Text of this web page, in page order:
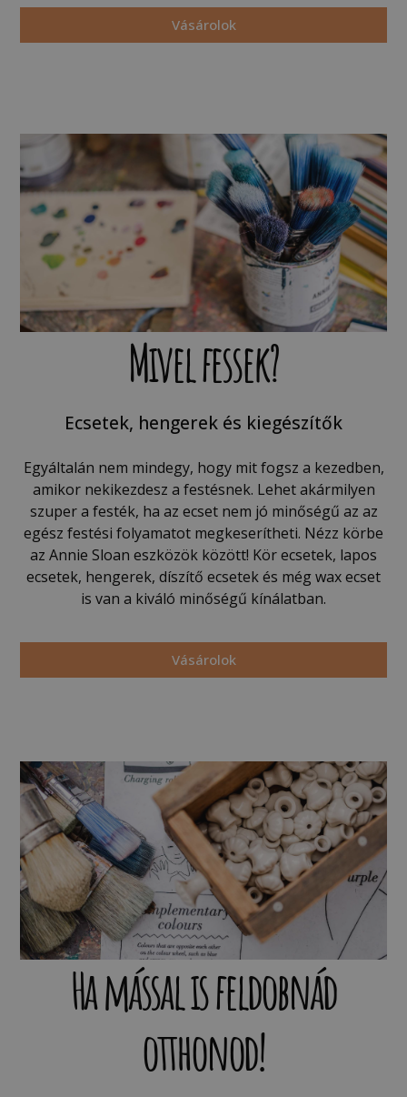
Vásárolok
Mivel fessek?
Ecsetek, hengerek és kiegészítők
Egyáltalán nem mindegy, hogy mit fogsz a kezedben,
amikor nekikezdesz a festésnek. Lehet akármilyen
szuper a festék, ha az ecset nem jó minőségű az az
egész festési folyamatot megkeserítheti. Nézz körbe
az Annie Sloan eszközök között! Kör ecsetek, lapos
ecsetek, hengerek, díszítő ecsetek és még wax ecset
is van a kiváló minőségű kínálatban.
Vásárolok
Ha mással is feldobnád
otthonod!